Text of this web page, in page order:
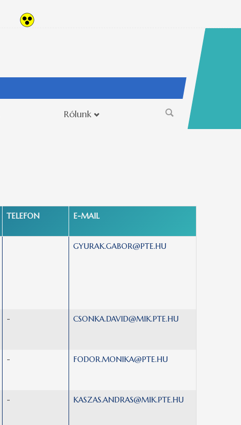
Rólunk
Keresés
TELEFON E-MAIL
GYURAK.GABOR@PTE.HU
- CSONKA.DAVID@MIK.PTE.HU
- FODOR.MONIKA@PTE.HU
- KASZAS.ANDRAS@MIK.PTE.HU